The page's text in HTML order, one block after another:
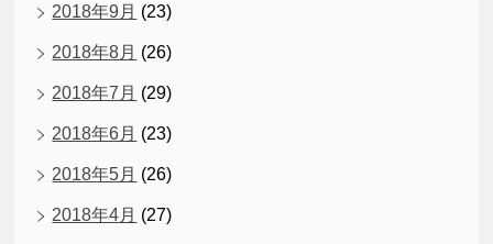
2018年9月 (23)
2018年8月 (26)
2018年7月 (29)
2018年6月 (23)
2018年5月 (26)
2018年4月 (27)